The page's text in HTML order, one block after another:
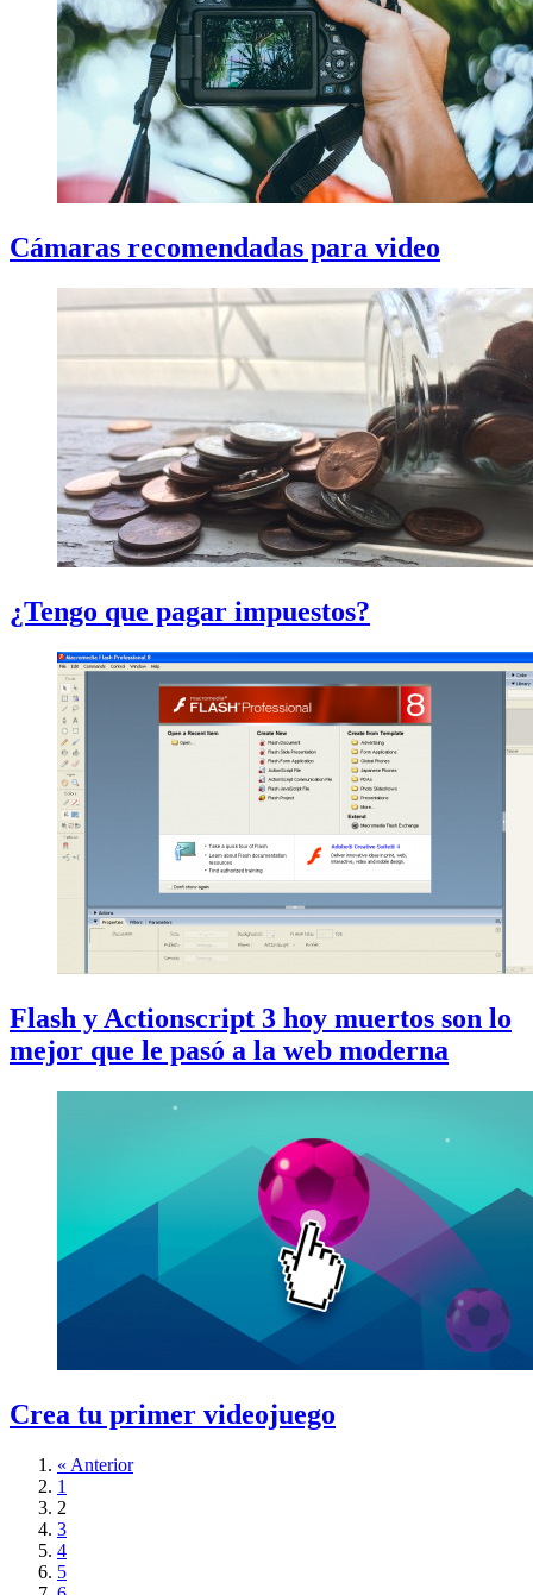
Cámaras recomendadas para video
¿Tengo que pagar impuestos?
Flash y Actionscript 3 hoy muertos son lo
mejor que le pasó a la web moderna
Crea tu primer videojuego
« Anterior
1
2
3
4
5